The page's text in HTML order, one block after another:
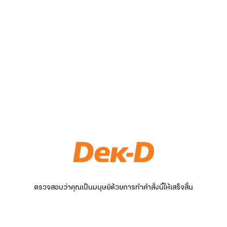
ตรวจสอบว่าคุณเป็นมนุษย์ด้วยการทำคำสั่งนี้ให้เสร็จสิ้น